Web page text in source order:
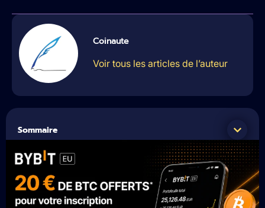
Coinaute
Voir tous les articles de l’auteur
Sommaire